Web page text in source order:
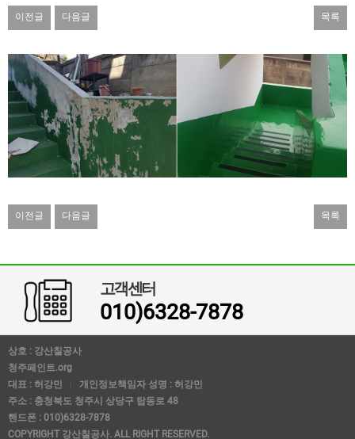
이전글 다음글 목록
본문
이전글 다음글 목록
고객센터
010)6328-7878
상호 : 강산칠공사
청주페인트.org
대표 : 허강민
개인정보책임자 성명 : 허강민
주소 : 충청북도 청주시 상당구 탑동로 48
핸드폰 : 010)6328-7878
COPYRIGHT 강산칠공사. ALL RIGHT RESERVED.